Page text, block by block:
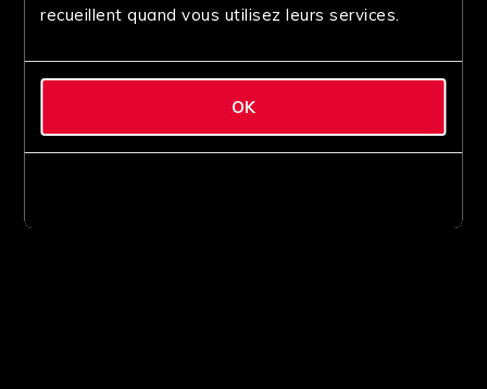
recueillent quand vous utilisez leurs services.
OK